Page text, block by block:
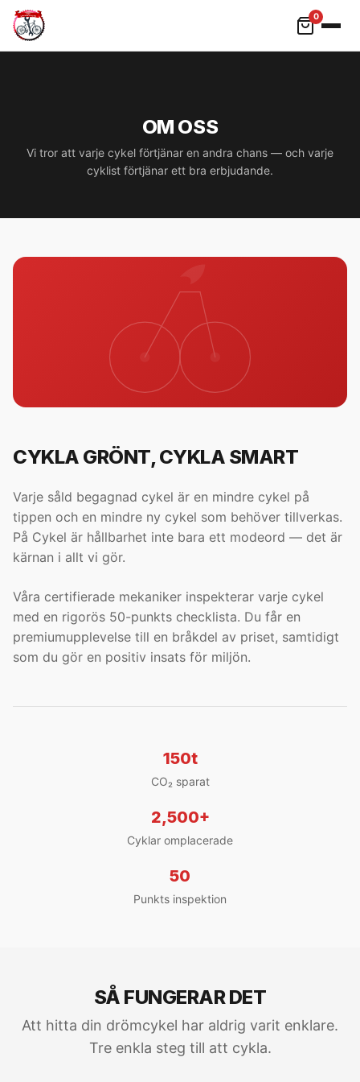
0
OM OSS
Vi tror att varje cykel förtjänar en andra chans — och varje
cyklist förtjänar ett bra erbjudande.
CYKLA GRÖNT, CYKLA SMART
Varje såld begagnad cykel är en mindre cykel på
tippen och en mindre ny cykel som behöver tillverkas.
På Cykel är hållbarhet inte bara ett modeord — det är
kärnan i allt vi gör.
Våra certifierade mekaniker inspekterar varje cykel
med en rigorös 50-punkts checklista. Du får en
premiumupplevelse till en bråkdel av priset, samtidigt
som du gör en positiv insats för miljön.
150t
CO₂ sparat
2,500+
Cyklar omplacerade
50
Punkts inspektion
SÅ FUNGERAR DET
Att hitta din drömcykel har aldrig varit enklare.
Tre enkla steg till att cykla.